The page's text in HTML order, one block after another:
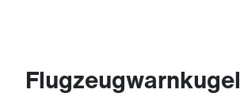
Flugzeugwarnkugel